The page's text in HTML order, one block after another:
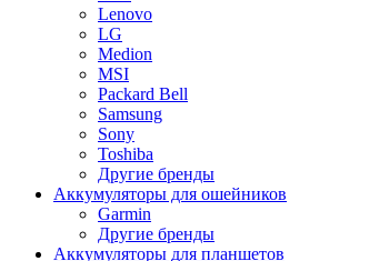
Lenovo
LG
Medion
MSI
Packard Bell
Samsung
Sony
Toshiba
Другие бренды
Аккумуляторы для ошейников
Garmin
Другие бренды
Аккумуляторы для планшетов